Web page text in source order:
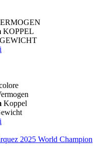
KOPPEL
GEWICHT
i
Koppel
i
2025 World Champion